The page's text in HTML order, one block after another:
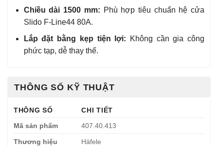
Chiều dài 1500 mm: Phù hợp tiêu chuẩn hệ cửa
Slido F-Line44 80A.
Lắp đặt bằng kẹp tiện lợi: Không cần gia công
phức tạp, dễ thay thế.
THÔNG SỐ KỸ THUẬT
THÔNG SỐ
CHI TIẾT
Mã sản phẩm
407.40.413
Thương hiệu Häfele